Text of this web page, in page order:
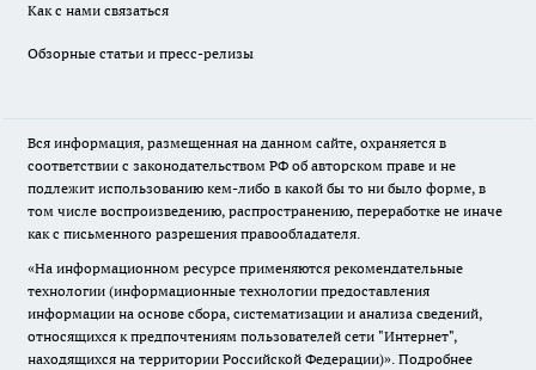
Как с нами связаться
Обзорные статьи и пресс-релизы
Вся информация, размещенная на данном сайте, охраняется в
соответствии с законодательством РФ об авторском праве и не
подлежит использованию кем-либо в какой бы то ни было форме, в
том числе воспроизведению, распространению, переработке не иначе
как с письменного разрешения правообладателя.
«На информационном ресурсе применяются рекомендательные
технологии (информационные технологии предоставления
информации на основе сбора, систематизации и анализа сведений,
относящихся к предпочтениям пользователей сети "Интернет",
находящихся на территории Российской Федерации)». Подробнее